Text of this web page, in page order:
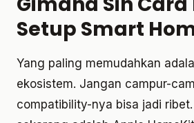
Setup Smart
Yang paling memudahkan
ekosistem. Jangan campur-
compatibility-nya bisa jadi